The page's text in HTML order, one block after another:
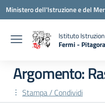
Vai ai contenuti
Vai al menu di navigazione
Vai al footer
Ministero dell'Istruzione e del
Istituto
Fermi -
— Visita la
Argomento:
Stampa / Condividi